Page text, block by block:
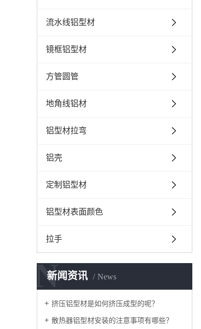
流水线铝型材
镜框铝型材
方管圆管
地角线铝材
铝型材拉弯
铝壳
定制铝型材
铝型材表面颜色
拉手
新闻资讯 News
N
挤压铝型材是如何挤压成型的呢？
散热器铝型材安装的注意事项有哪些？